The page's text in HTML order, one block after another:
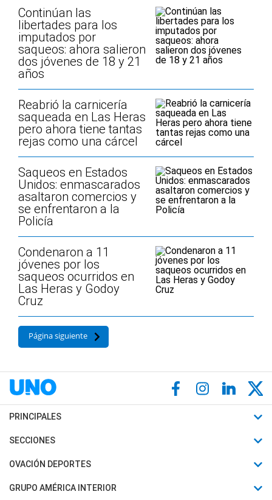
Continúan las
libertades para los
imputados por
saqueos: ahora salieron
dos jóvenes de 18 y 21
años
Reabrió la carnicería
saqueada en Las Heras
pero ahora tiene tantas
rejas como una cárcel
Saqueos en Estados
Unidos: enmascarados
asaltaron comercios y
se enfrentaron a la
Policía
Condenaron a 11
jóvenes por los
saqueos ocurridos en
Las Heras y Godoy
Cruz
Página siguiente
PRINCIPALES
Últimas Noticias
Política
SECCIONES
Horóscopo
Motores
OVACIÓN DEPORTES
Fútbol
GRUPO AMÉRICA INTERIOR